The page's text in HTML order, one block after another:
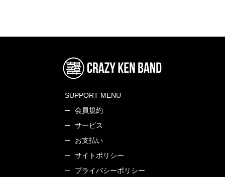
SUPPORT MENU
会員規約
サービス
お支払い
サイトポリシー
プライバシーポリシー